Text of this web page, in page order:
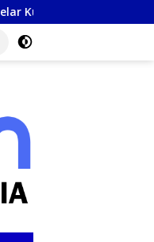
Siapkan Pelatih